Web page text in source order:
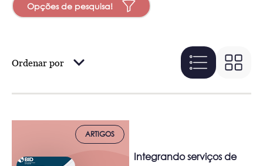
Opções de pesquisa!
Ordenar por
ARTIGOS
Integrando serviços de